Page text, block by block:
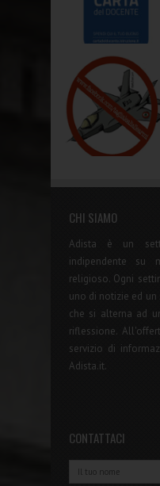
CHI SIAMO
Adista è un
indipendente su
religioso. Ogni
uno di notizie ed
che si alterna ad
riflessione.
servizio di
Adista.it.
CONTATTACI